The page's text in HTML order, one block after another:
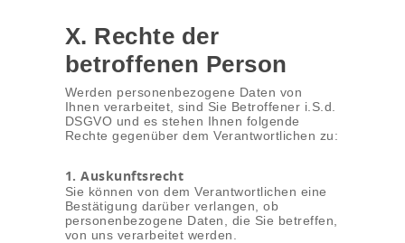
X. Rechte der
betroffenen Person
Werden personenbezogene Daten von
Ihnen verarbeitet, sind Sie Betroffener i.S.d.
DSGVO und es stehen Ihnen folgende
Rechte gegenüber dem Verantwortlichen zu:
1. Auskunftsrecht
Sie können von dem Verantwortlichen eine
Bestätigung darüber verlangen, ob
personenbezogene Daten, die Sie betreffen,
von uns verarbeitet werden.